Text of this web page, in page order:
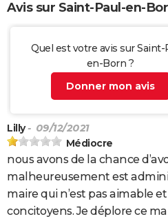
Avis sur Saint-Paul-en-
Quel est votre avis sur Saint-
en-Born ?
Donner mon avis
Lilly- 09/12/2021
Médiocre
nous avons de la chance
malheureusement est
maire qui n’est pas aimable
concitoyens. Je déplore ce